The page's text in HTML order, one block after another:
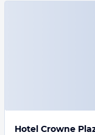
Hotel Crowne